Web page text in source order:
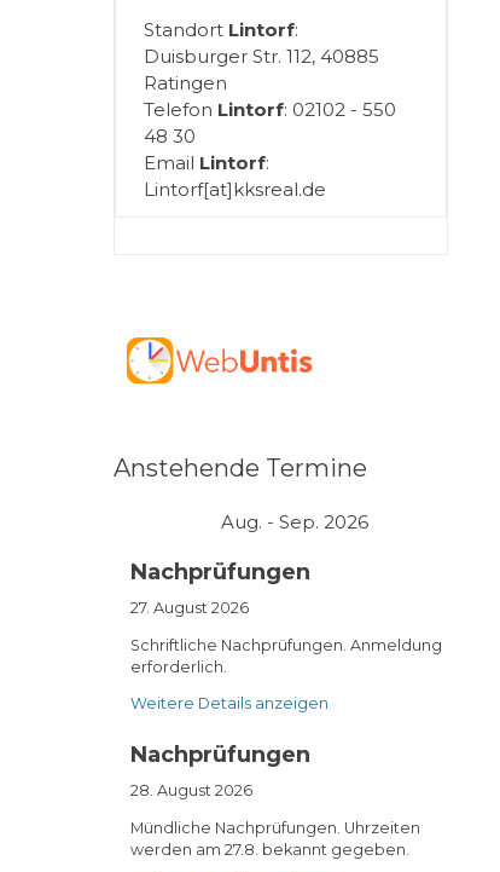
Standort Lintorf:
Duisburger Str. 112, 40885
Ratingen
Telefon Lintorf: 02102 - 550
48 30
Email Lintorf:
Lintorf[at]kksreal.de
Anstehende Termine
Aug. - Sep. 2026
Nachprüfungen
27. August 2026
Schriftliche Nachprüfungen. Anmeldung
erforderlich.
Weitere Details anzeigen
Nachprüfungen
28. August 2026
Mündliche Nachprüfungen. Uhrzeiten
werden am 27.8. bekannt gegeben.